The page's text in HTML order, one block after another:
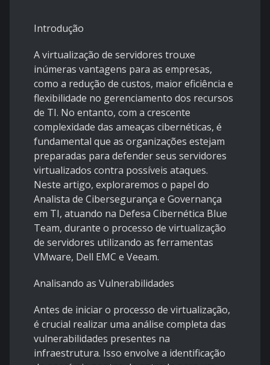
Introdução
A virtualização de servidores trouxe
inúmeras vantagens para as empresas,
como a redução de custos, maior eficiência e
flexibilidade no gerenciamento dos recursos
de TI. No entanto, com a crescente
complexidade das ameaças cibernéticas, é
fundamental que as organizações estejam
preparadas para defender seus servidores
virtualizados contra possíveis ataques.
Neste artigo, exploraremos o papel do
Analista de Cibersegurança e Governança
em TI, atuando na Defesa Cibernética Blue
Team, durante o processo de virtualização
de servidores utilizando as ferramentas
VMware, Dell EMC e Veeam.
Analisando as Vulnerabilidades
Antes de iniciar o processo de virtualização,
é crucial realizar uma análise completa das
vulnerabilidades presentes na
infraestrutura. Isso envolve a identificação